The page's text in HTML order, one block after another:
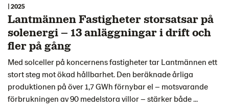
| 2025
Lantmännen Fastigheter storsatsar på
solenergi – 13 anläggningar i drift och
fler på gång
Med solceller på koncernens fastigheter tar Lantmännen ett
stort steg mot ökad hållbarhet. Den beräknade årliga
produktionen på över 1,7 GWh förnybar el – motsvarande
förbrukningen av 90 medelstora villor – stärker både ...